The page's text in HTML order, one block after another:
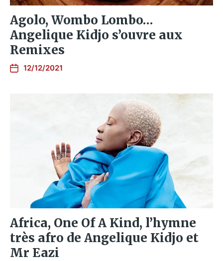
Agolo, Wombo Lombo…
Angelique Kidjo s’ouvre aux
Remixes
12/12/2021
Africa, One Of A Kind, l’hymne
très afro de Angelique Kidjo et
Mr Eazi